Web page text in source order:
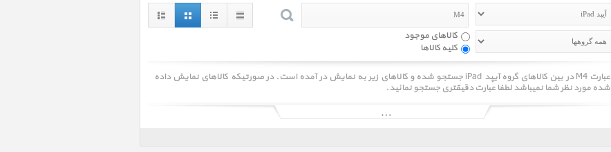
کالاهای موجود
کلیه کالاها
عبارت M4 در بین کالاهای گروه آیپد iPad جستجو شده و کالاهای زیر به نمایش در آمده است. در صورتیکه کالاهای نمایش داده
شده مورد نظر شما نمیباشد لطفا عبارت دقیقتری جستجو نمائید.